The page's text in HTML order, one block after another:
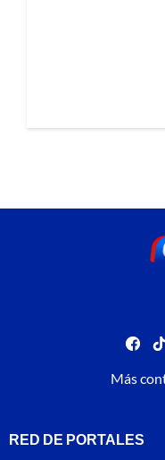
Más
RED DE PORTALES